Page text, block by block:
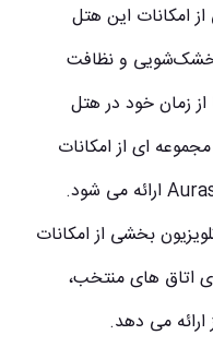
امکانات این هتل
خشک‌شویی و نظافت
از زمان خود در هتل
ای از امکانات
رفاهی در اتاق های هتل Aurasia Beach ارائه می شود.
بخشی از امکانات
اتاق های منتخب،
ارائه می دهد.